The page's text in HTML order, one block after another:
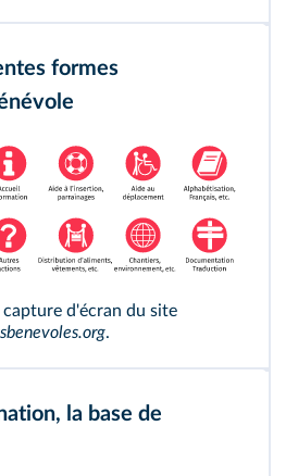
travail en équipe.
formes
capture d'écran du site
.
la base de